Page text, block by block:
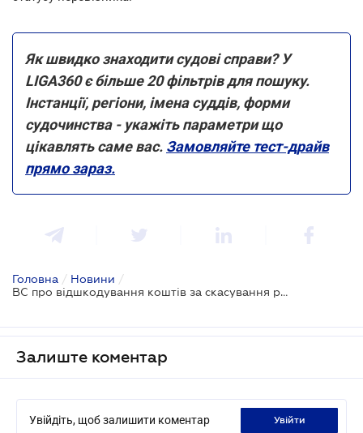
Як швидко знаходити судові справи? У
LIGA360 є більше 20 фільтрів для пошуку.
Інстанції, регіони, імена суддів, форми
судочинства - укажіть параметри що
цікавлять саме вас. Замовляйте тест-драйв
прямо зараз.
Головна / Новини /
ВС про відшкодування коштів за скасування рейсів: коли винен туроператор, а коли перевізник
Залиште коментар
Увійдіть, щоб залишити коментар увійти